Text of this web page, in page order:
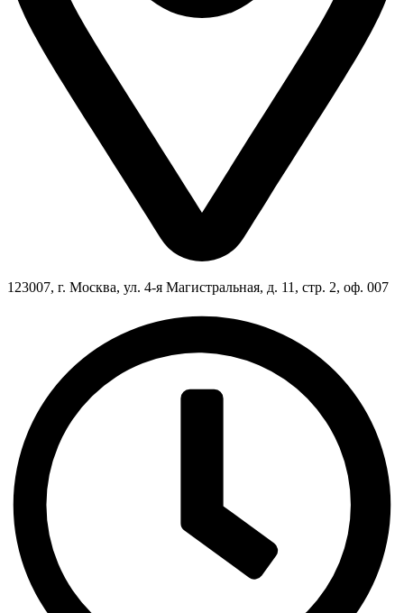
123007, г. Москва, ул. 4-я Магистральная, д. 11, стр. 2, оф. 007